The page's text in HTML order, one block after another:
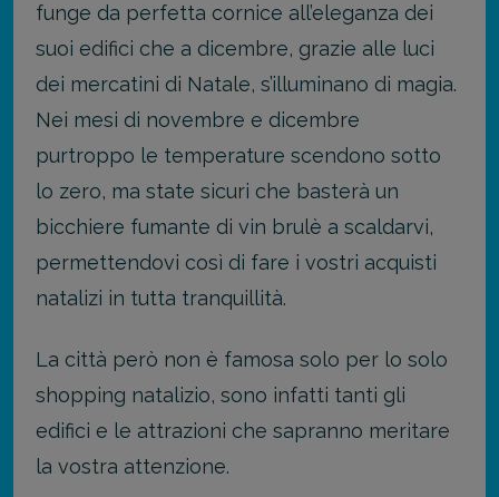
funge da perfetta cornice all’eleganza dei
suoi edifici che a dicembre, grazie alle luci
dei mercatini di Natale, s’illuminano di magia.
Nei mesi di novembre e dicembre
purtroppo le temperature scendono sotto
lo zero, ma state sicuri che basterà un
bicchiere fumante di vin brulè a scaldarvi,
permettendovi così di fare i vostri acquisti
natalizi in tutta tranquillità.
La città però non è famosa solo per lo solo
shopping natalizio, sono infatti tanti gli
edifici e le attrazioni che sapranno meritare
la vostra attenzione.